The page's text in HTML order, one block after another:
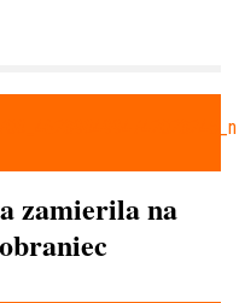
zamierila na